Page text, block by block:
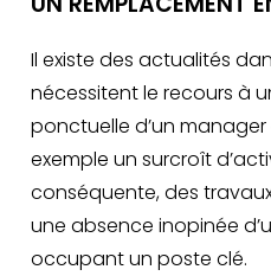
Il existe des actualités
nécessitent le recours à
ponctuelle d’un
exemple un surcroît
conséquente, des
une absence inopinée
occupant un poste clé.